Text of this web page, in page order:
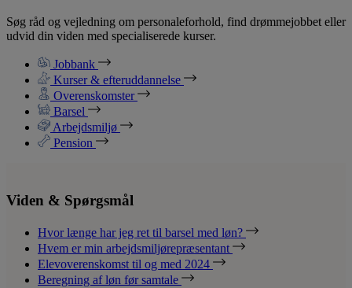
Søg råd og vejledning om personaleforhold, find drømmejobbet eller
udvid din viden med specialiserede kurser.
Jobbank
Kurser & efteruddannelse
Overenskomster
Barsel
Arbejdsmiljø
Pension
Viden & Spørgsmål
Hvor længe har jeg ret til barsel med løn?
Hvem er min arbejdsmiljørepræsentant
Elevoverenskomst til og med 2024
Beregning af løn før samtale